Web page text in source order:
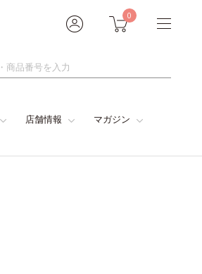
0
店舗情報 マガジン